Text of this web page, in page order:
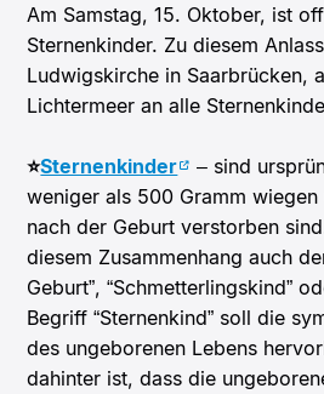
Am Samstag, 15. Oktober, ist
Sternenkinder. Zu diesem
Ludwigskirche in Saarbrücken,
Lichtermeer an alle
⭐️Sternenkinder
– sind
weniger als 500 Gramm
nach der Geburt verstorben
diesem Zusammenhang auch
Geburt”, “Schmetterlingskind”
Begriff “Sternenkind” soll die
des ungeborenen Lebens
dahinter ist, dass die